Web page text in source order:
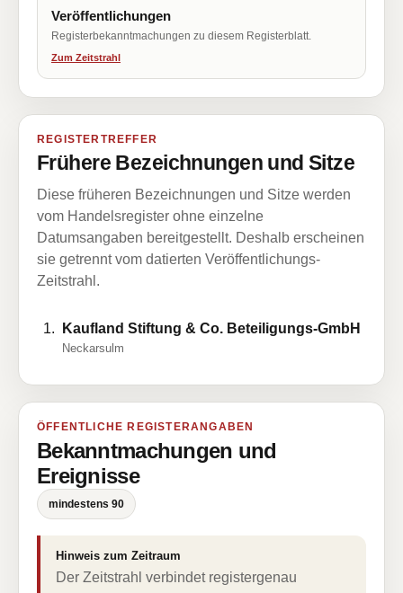
Veröffentlichungen
Registerbekanntmachungen zu diesem Registerblatt.
Zum Zeitstrahl
REGISTERTREFFER
Frühere Bezeichnungen und Sitze
Diese früheren Bezeichnungen und Sitze werden
vom Handelsregister ohne einzelne
Datumsangaben bereitgestellt. Deshalb erscheinen
sie getrennt vom datierten Veröffentlichungs-
Zeitstrahl.
Kaufland Stiftung & Co. Beteiligungs-GmbH
Neckarsulm
ÖFFENTLICHE REGISTERANGABEN
Bekanntmachungen und
Ereignisse
mindestens 90
Hinweis zum Zeitraum
Der Zeitstrahl verbindet registergenau